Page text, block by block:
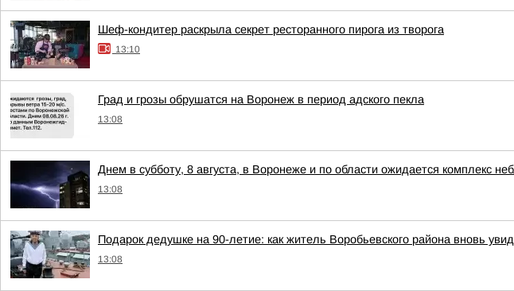
Шеф-кондитер раскрыла секрет ресторанного пирога из творога
13:10
Град и грозы обрушатся на Воронеж в период адского пекла
13:08
Днем в субботу, 8 августа, в Воронеже и по области ожидается комплекс
13:08
Подарок дедушке на 90-летие: как житель Воробьевского района вновь
13:08